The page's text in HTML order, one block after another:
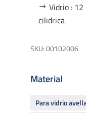
Vidrio :
cilidrica
SKU:00102006
Material
Para vidrio